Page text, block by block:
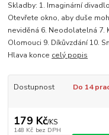
Skladby: 1. Imaginární
Otevřete okno, aby duše
neviděná 6. Neodolatelná 7.
Olomouci 9. Díkůvzdání 10.
Hlava konce celý popis
Dostupnost Do 14
179 Kč/KS
148 Kč bez DPH